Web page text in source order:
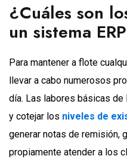
¿Cuáles son
un sistema
Para mantener a flote
llevar a cabo numerosos
día. Las labores básicas de
y cotejar los niveles de
generar notas de remisión,
propiamente atender a los